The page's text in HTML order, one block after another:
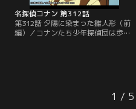
名探偵コナン 第312話
第312話 夕陽に染まった雛人形（前
編）／コナンたち少年探偵団は歩美
まれてしまう。警察は犯人はベラン
ダから侵入したと断定するが、コナ
1